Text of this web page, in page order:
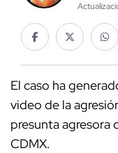
El caso ha
video de la
presunta agresora
CDMX.